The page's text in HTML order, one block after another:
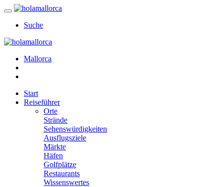
Suche
Mallorca
Start
Reiseführer
Orte
Strände
Sehenswürdigkeiten
Ausflugsziele
Märkte
Häfen
Golfplätze
Restaurants
Wissenswertes